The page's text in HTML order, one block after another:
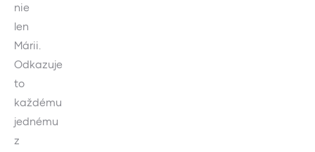
nie
len
Márii.
Odkazuje
to
každému
jednému
z